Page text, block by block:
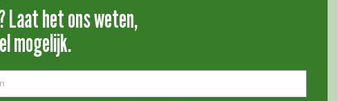
Laat het ons weten,
mogelijk.